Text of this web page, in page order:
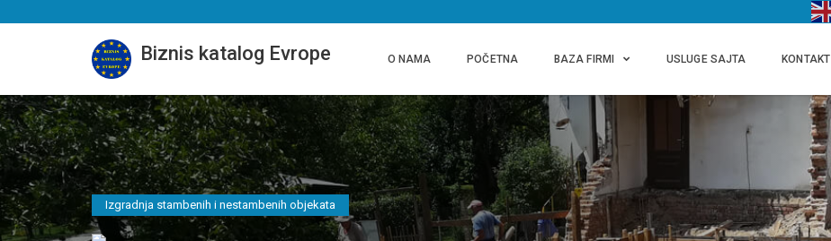
Biznis katalog Evrope O NAMA POČETNA BAZA FIRMI USLUGE SAJTA KONTAKT
Izgradnja stambenih i nestambenih objekata